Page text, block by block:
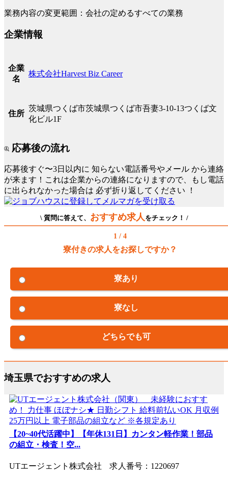
業務内容の変更範囲：会社の定めるすべての業務
企業情報
企業
名
株式会社Harvest Biz Career
住所
茨城県つくば市茨城県つくば市吾妻3-10-13つくば文
化ビル1F
応募後の流れ
応募後すぐ〜3日以内に 知らない電話番号やメール から連絡
が来ます！これは企業からの連絡になりますので、もし電話
に出られなかった場合は 必ず折り返してください ！
\ 質問に答えて、 おすすめ求人をチェック！ /
1 / 4
寮付きの求人をお探しですか？
寮あり
寮なし
どちらでも可
埼玉県でおすすめの求人
【20~40代活躍中】【年休131日】カンタン軽作業！部品
の組立・検査！空...
UTエージェント株式会社 求人番号：1220697